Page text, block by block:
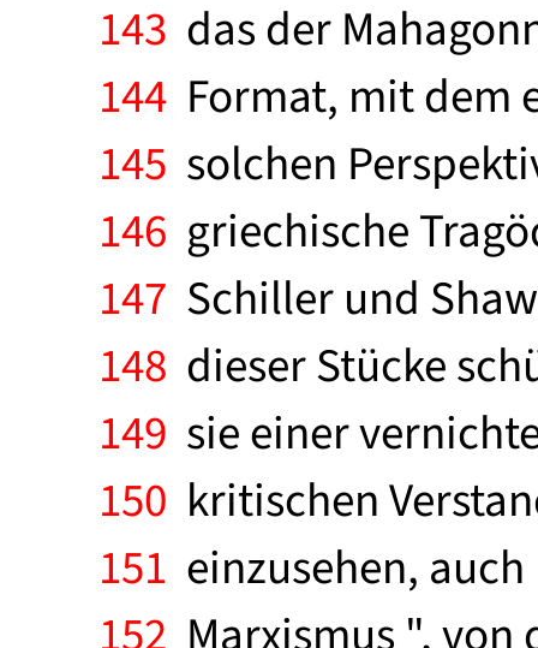
143 das der
144 Format, mit dem
145 solchen
146 griechische
147 Schiller und
148 dieser Stücke
149 sie einer
150 kritischen
151 einzusehen,